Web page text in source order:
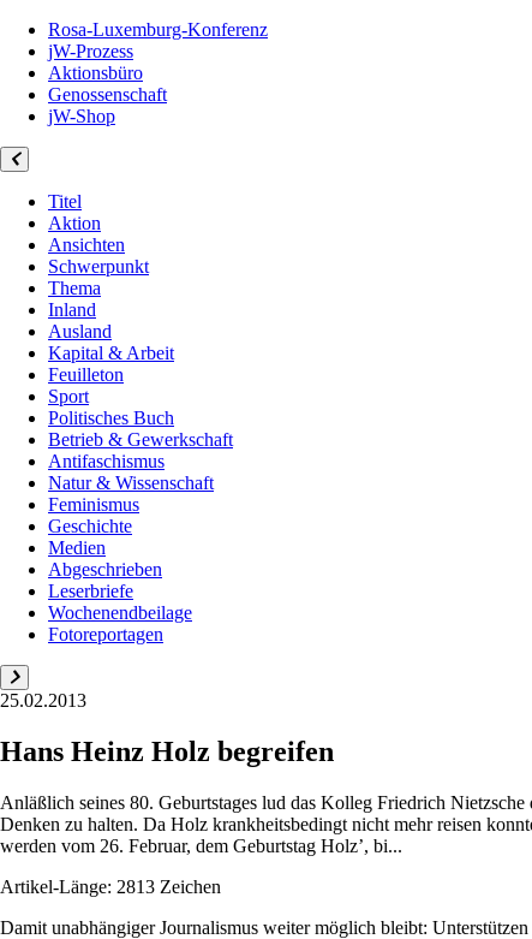
Rosa-Luxemburg-Konferenz
jW-Prozess
Aktionsbüro
Genossenschaft
jW-Shop
Titel
Aktion
Ansichten
Schwerpunkt
Thema
Inland
Ausland
Kapital & Arbeit
Feuilleton
Sport
Politisches Buch
Betrieb & Gewerkschaft
Antifaschismus
Natur & Wissenschaft
Feminismus
Geschichte
Medien
Abgeschrieben
Leserbriefe
Wochenendbeilage
Fotoreportagen
25.02.2013
Hans Heinz Holz begreifen
Anläßlich seines 80. Geburtstages lud das Kolleg Friedrich
Denken zu halten. Da Holz krankheitsbedingt nicht mehr reisen
werden vom 26. Februar, dem Geburtstag Holz’, bi...
Artikel-Länge: 2813 Zeichen
Damit unabhängiger Journalismus weiter möglich bleibt: